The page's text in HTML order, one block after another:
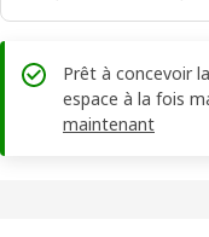
Prêt à concevoir
espace à la fois
maintenant